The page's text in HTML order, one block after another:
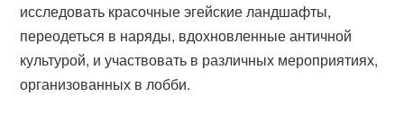
исследовать красочные эгейские ландшафты,
переодеться в наряды, вдохновленные античной
культурой, и участвовать в различных мероприятиях,
организованных в лобби.